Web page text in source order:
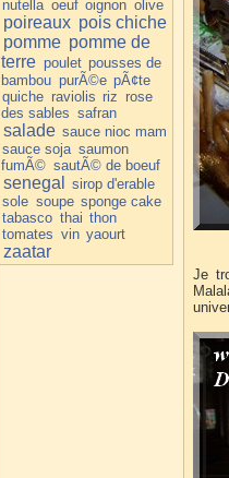
nutella oeuf oignon olive
poireaux pois chiche
pomme pomme de
terre poulet pousses de
bambou purÃ©e pÃ¢te
quiche raviolis riz rose
des sables safran
salade sauce nioc mam
sauce soja saumon
fumÃ© sautÃ© de boeuf
senegal
sirop d'erable
sole soupe sponge cake
tabasco thai thon
tomates vin yaourt
zaatar
Je